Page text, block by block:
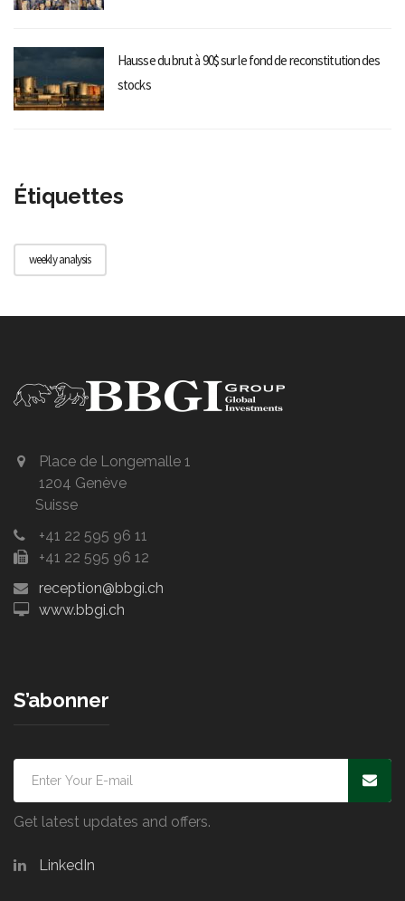
Hausse du brut à 90$ sur le fond de reconstitution des
stocks
Étiquettes
weekly analysis
Place de Longemalle 1
1204 Genève
Suisse
+41 22 595 96 11
+41 22 595 96 12
reception@bbgi.ch
www.bbgi.ch
S’abonner
Get latest updates and offers.
LinkedIn